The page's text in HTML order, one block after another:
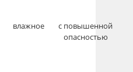
влажное
с повышенной
опасностью